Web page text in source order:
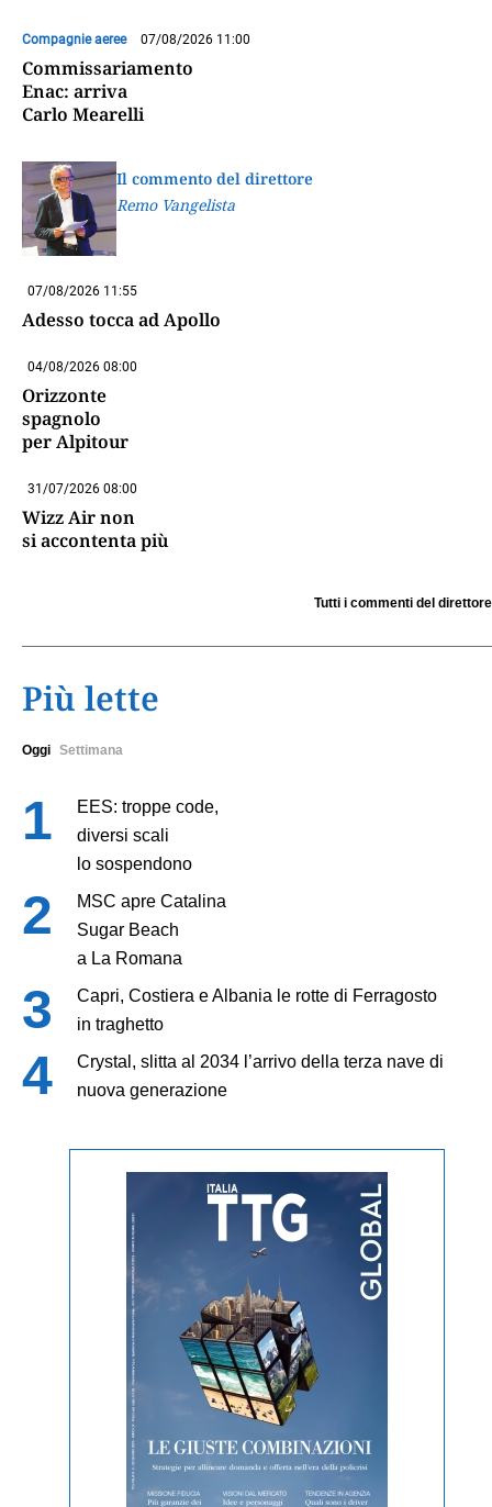
Compagnie aeree 07/08/2026 11:00
Commissariamento
Enac: arriva
Carlo Mearelli
Il commento del direttore
Remo Vangelista
07/08/2026 11:55
Adesso tocca ad Apollo
04/08/2026 08:00
Orizzonte
spagnolo
per Alpitour
31/07/2026 08:00
Wizz Air non
si accontenta più
Tutti i commenti del direttore
Più lette
Oggi Settimana
EES: troppe code,
diversi scali
lo sospendono
MSC apre Catalina
Sugar Beach
a La Romana
Capri, Costiera e Albania le rotte di Ferragosto
in traghetto
Crystal, slitta al 2034 l’arrivo della terza nave di
nuova generazione